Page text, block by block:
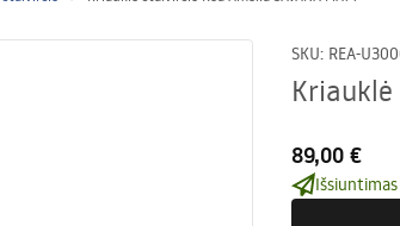
SKU: REA-
Kriauklė
89,00 €